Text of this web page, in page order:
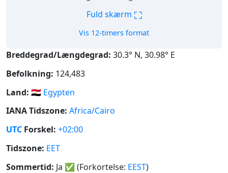
Fuld skærm ⛶
Vis 12-timers format
Breddegrad/Længdegrad: 30.3° N, 30.98° E
Befolkning: 124,483
Land: 🇪🇬 Egypten
IANA Tidszone: Africa/Cairo
UTC Forskel: +02:00
Tidszone: EET
Sommertid: Ja ✅ (Forkortelse: EEST)